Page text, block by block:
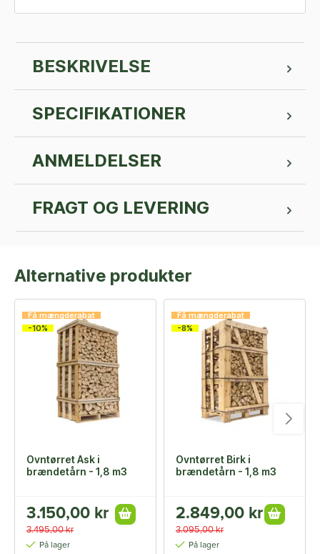
BESKRIVELSE
SPECIFIKATIONER
ANMELDELSER
FRAGT OG LEVERING
Alternative produkter
Få mængderabat
-10%
Ovntørret Ask i
brændetårn - 1,8 m3
3.150,00 kr
3.495,00 kr
På lager
Få mængderabat
-8%
Ovntørret Birk i
brændetårn - 1,8 m3
2.849,00 kr
3.095,00 kr
På lager